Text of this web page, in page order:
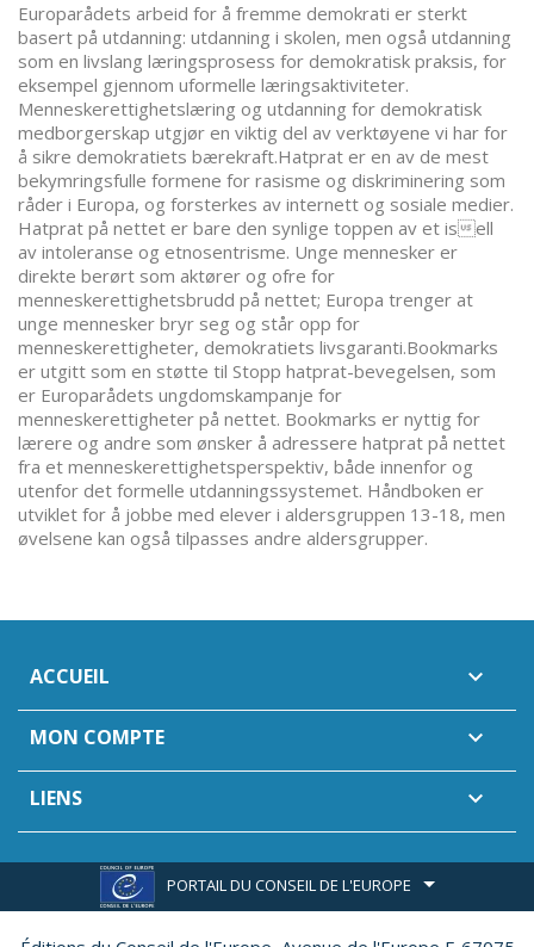
Europarådets arbeid for å fremme demokrati er sterkt
basert på utdanning: utdanning i skolen, men også utdanning
som en livslang læringsprosess for demokratisk praksis, for
eksempel gjennom uformelle læringsaktiviteter.
Menneskerettighetslæring og utdanning for demokratisk
medborgerskap utgjør en viktig del av verktøyene vi har for
å sikre demokratiets bærekraft.Hatprat er en av de mest
bekymringsfulle formene for rasisme og diskriminering som
råder i Europa, og forsterkes av internett og sosiale medier.
Hatprat på nettet er bare den synlige toppen av et isell
av intoleranse og etnosentrisme. Unge mennesker er
direkte berørt som aktører og ofre for
menneskerettighetsbrudd på nettet; Europa trenger at
unge mennesker bryr seg og står opp for
menneskerettigheter, demokratiets livsgaranti.Bookmarks
er utgitt som en støtte til Stopp hatprat-bevegelsen, som
er Europarådets ungdomskampanje for
menneskerettigheter på nettet. Bookmarks er nyttig for
lærere og andre som ønsker å adressere hatprat på nettet
fra et menneskerettighetsperspektiv, både innenfor og
utenfor det formelle utdanningssystemet. Håndboken er
utviklet for å jobbe med elever i aldersgruppen 13-18, men
øvelsene kan også tilpasses andre aldersgrupper.
ACCUEIL 
MON COMPTE 
LIENS 
PORTAIL DU CONSEIL DE L'EUROPE